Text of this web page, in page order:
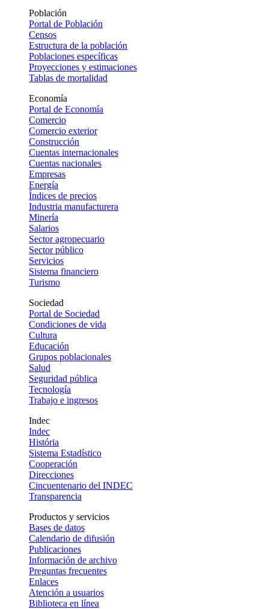
Población
Portal de Población
Censos
Estructura de la población
Poblaciones específicas
Proyecciones y estimaciones
Tablas de mortalidad
Economía
Portal de Economía
Comercio
Comercio exterior
Construcción
Cuentas internacionales
Cuentas nacionales
Empresas
Energía
Índices de precios
Industria manufacturera
Minería
Salarios
Sector agropecuario
Sector público
Servicios
Sistema financiero
Turismo
Sociedad
Portal de Sociedad
Condiciones de vida
Cultura
Educación
Grupos poblacionales
Salud
Seguridad pública
Tecnología
Trabajo e ingresos
Indec
Indec
História
Sistema Estadístico
Cooperación
Direcciones
Cincuentenario del INDEC
Transparencia
Productos y servicios
Bases de datos
Calendario de difusión
Publicaciones
Información de archivo
Preguntas frecuentes
Enlaces
Atención a usuarios
Biblioteca en línea